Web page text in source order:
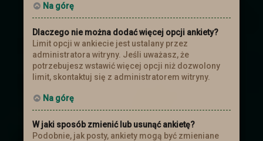
Na górę
Dlaczego nie można dodać więcej opcji ankiety?
Limit opcji w ankiecie jest ustalany przez
administratora witryny. Jeśli uważasz, że
potrzebujesz wstawić więcej opcji niż dozwolony
limit, skontaktuj się z administratorem witryny.
Na górę
W jaki sposób zmienić lub usunąć ankietę?
Podobnie, jak posty, ankiety mogą być zmieniane